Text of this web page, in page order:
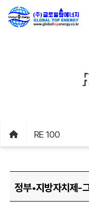
RE 100
정부•지방자치제-